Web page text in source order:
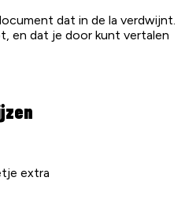
dat in de la verdwijnt.
en dat je door kunt vertalen
extra